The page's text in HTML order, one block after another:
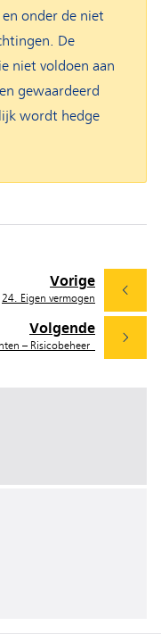
onder de niet
De
niet voldoen aan
gewaardeerd
wordt hedge
Volgende
– Risicobeheer
Vorige
24. Eigen vermogen